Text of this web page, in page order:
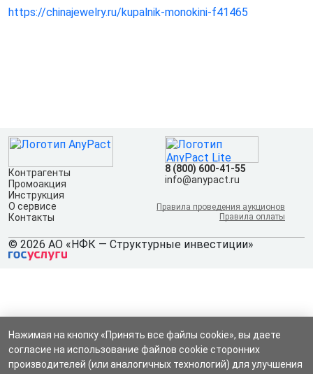
https://chinajewelry.ru/kupalnik-monokini-f41465
Контрагенты
Промоакция
Инструкция
О сервисе
Контакты
8 (800) 600-41-55
info@anypact.ru
Правила проведения аукционов
Правила оплаты
© 2026 АО «НФК — Структурные инвестиции»
Нажимая на кнопку «Принять все файлы cookie», вы даете
согласие на использование файлов cookie сторонних
производителей (или аналогичных технологий) для улучшения